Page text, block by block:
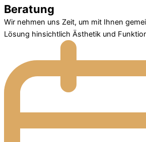
Beratung
Wir nehmen uns Zeit, um mit Ihnen
Lösung hinsichtlich Ästhetik und